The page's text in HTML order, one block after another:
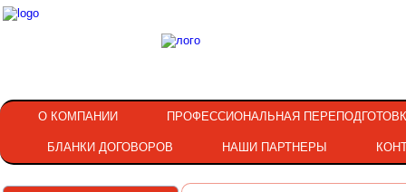
О КОМПАНИИ ПРОФЕССИОНАЛЬНАЯ
БЛАНКИ ДОГОВОРОВ НАШИ ПАРТНЕРЫ